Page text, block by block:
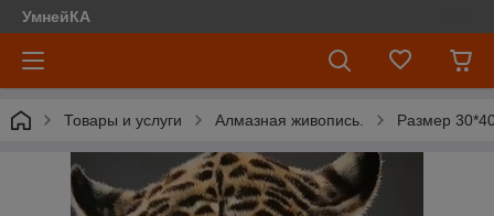
УмнейКА
Товары и услуги Алмазная живопись. Размер